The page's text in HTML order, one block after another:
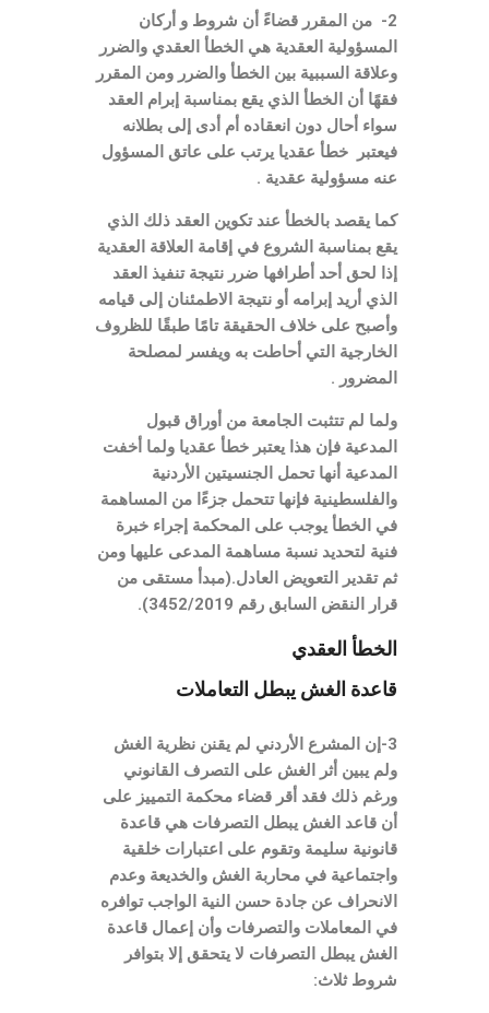
2- من المقرر قضاءً أن شروط و أركان
المسؤولية العقدية هي الخطأ العقدي والضرر
وعلاقة السببية بين الخطأ والضرر ومن المقرر
فقهًا أن الخطأ الذي يقع بمناسبة إبرام العقد
سواء أحال دون انعقاده أم أدى إلى بطلانه
فيعتبر خطأ عقديا يرتب على عاتق المسؤول
عنه مسؤولية عقدية .
كما يقصد بالخطأ عند تكوين العقد ذلك الذي
يقع بمناسبة الشروع في إقامة العلاقة العقدية
إذا لحق أحد أطرافها ضرر نتيجة تنفيذ العقد
الذي أريد إبرامه أو نتيجة الاطمئنان إلى قيامه
وأصبح على خلاف الحقيقة تامًا طبقًا للظروف
الخارجية التي أحاطت به ويفسر لمصلحة
المضرور .
ولما لم تتثبت الجامعة من أوراق قبول
المدعية فإن هذا يعتبر خطأ عقديا ولما أخفت
المدعية أنها تحمل الجنسيتين الأردنية
والفلسطينية فإنها تتحمل جزءًا من المساهمة
في الخطأ يوجب على المحكمة إجراء خبرة
فنية لتحديد نسبة مساهمة المدعى عليها ومن
ثم تقدير التعويض العادل.(مبدأ مستقى من
قرار النقض السابق رقم 3452/2019).
الخطأ العقدي
قاعدة الغش يبطل التعاملات
3-إن المشرع الأردني لم يقنن نظرية الغش
ولم يبين أثر الغش على التصرف القانوني
ورغم ذلك فقد أقر قضاء محكمة التمييز على
أن قاعد الغش يبطل التصرفات هي قاعدة
قانونية سليمة وتقوم على اعتبارات خلقية
واجتماعية في محاربة الغش والخديعة وعدم
الانحراف عن جادة حسن النية الواجب توافره
في المعاملات والتصرفات وأن إعمال قاعدة
الغش يبطل التصرفات لا يتحقق إلا بتوافر
شروط ثلاث: